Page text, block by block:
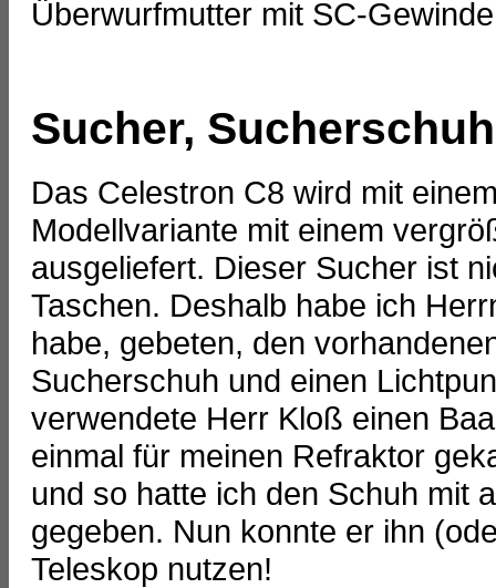
Überwurfmutter mit SC-
Sucher,
Das Celestron C8 wird mit
Modellvariante mit einem
ausgeliefert. Dieser Sucher ist
Taschen. Deshalb habe ich
habe, gebeten, den
Sucherschuh und einen
verwendete Herr Kloß einen
einmal für meinen Refraktor
und so hatte ich den Schuh mit
gegeben. Nun konnte er ihn
Teleskop nutzen!